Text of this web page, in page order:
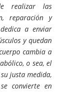
realizar las
reparación y
a enviar
y quedan
cambia a
o sea, el
justa medida,
convierte en